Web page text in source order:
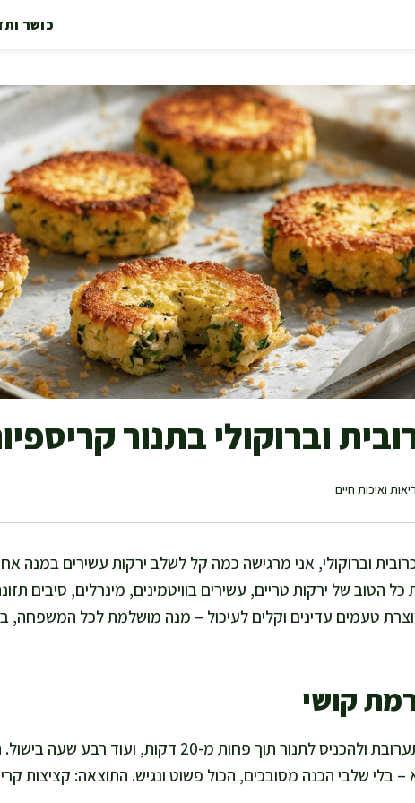
כושר
וברוקולי בתנור
ואיכות חיים
וברוקולי, אני מרגישה כמה קל לשלב ירקות עשירים במנה
הטוב של ירקות טריים, עשירים בוויטמינים, מינרלים, סיבים
יוצרת טעמים עדינים וקלים לעיכול – מנה מושלמת לכל
קושי
אפשר להעמיד את התערובת ולהכניס לתנור תוך פחות מ-20
בלי שלבי הכנה מסובכים, הכול פשוט ונגיש. התוצאה: קציצות